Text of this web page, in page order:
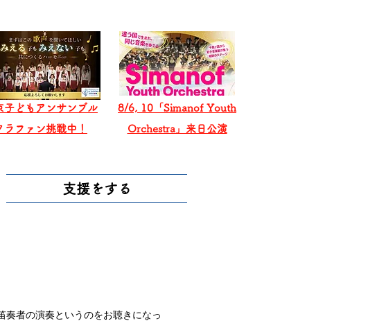
子どもアンサンブル
ラファン挑戦中！
8/6, 10「Simanof Youth
Orchestra」来日公演
支援をする
奏者の演奏というのをお聴きになっ